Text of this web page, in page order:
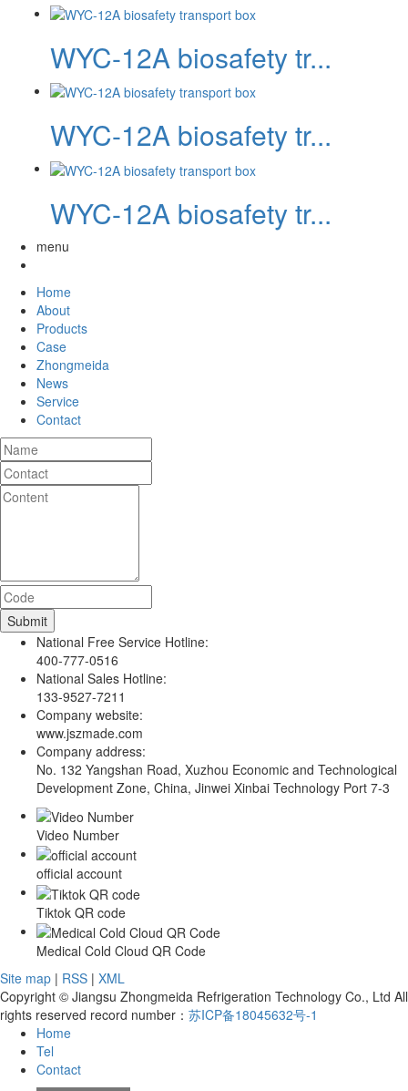
WYC-12A biosafety tr...
WYC-12A biosafety tr...
WYC-12A biosafety tr...
menu
Home
About
Products
Case
Zhongmeida
News
Service
Contact
National Free Service Hotline:
400-777-0516
National Sales Hotline:
133-9527-7211
Company website:
www.jszmade.com
Company address:
No. 132 Yangshan Road, Xuzhou Economic and Technological
Development Zone, China, Jinwei Xinbai Technology Port 7-3
Video Number
official account
Tiktok QR code
Medical Cold Cloud QR Code
Site map | RSS | XML
Copyright © Jiangsu Zhongmeida Refrigeration Technology Co., Ltd All
rights reserved record number： 苏ICP备18045632号-1
Home
Tel
Contact